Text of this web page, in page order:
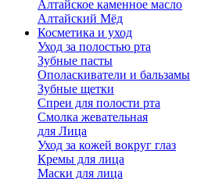
Алтайское каменное масло
Алтайский Мёд
Косметика и уход
Уход за полостью рта
Зубные пасты
Ополаскиватели и бальзамы
Зубные щетки
Спреи для полости рта
Смолка жевательная
для Лица
Уход за кожей вокруг глаз
Кремы для лица
Маски для лица